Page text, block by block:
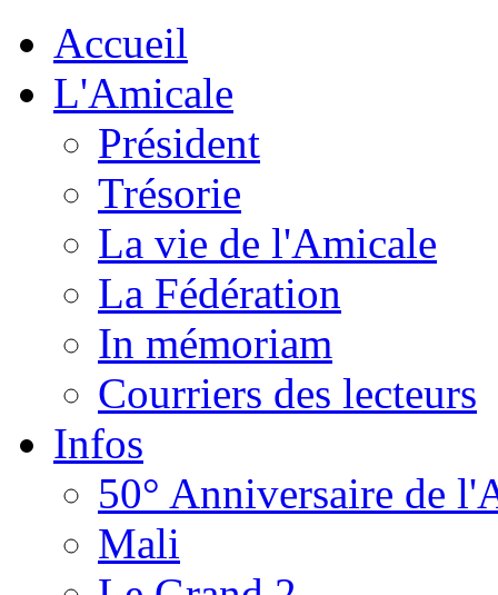
Accueil
L'Amicale
Président
Trésorie
La vie de l'Amicale
La Fédération
In mémoriam
Courriers des lecteurs
Infos
50° Anniversaire de
Mali